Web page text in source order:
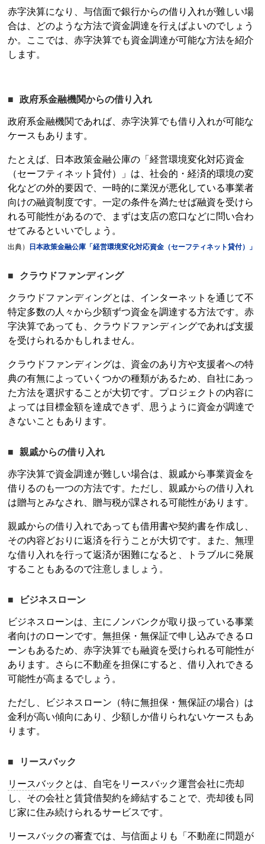
赤字決算になり、与信面で銀行からの借り入れが難しい場
合は、どのような方法で資金調達を行えばよいのでしょう
か。ここでは、赤字決算でも資金調達が可能な方法を紹介
します。
政府系金融機関からの借り入れ
政府系金融機関であれば、赤字決算でも借り入れが可能な
ケースもあります。
たとえば、日本政策金融公庫の「経営環境変化対応資金
（セーフティネット貸付）」は、社会的・経済的環境の変
化などの外的要因で、一時的に業況が悪化している事業者
向けの融資制度です。一定の条件を満たせば融資を受けら
れる可能性があるので、まずは支店の窓口などに問い合わ
せてみるといいでしょう。
出典） 日本政策金融公庫「経営環境変化対応資金（セーフティネット貸付）」
クラウドファンディング
クラウドファンディングとは、インターネットを通じて不
特定多数の人々から少額ずつ資金を調達する方法です。赤
字決算であっても、クラウドファンディングであれば支援
を受けられるかもしれません。
クラウドファンディングは、資金のあり方や支援者への特
典の有無によっていくつかの種類があるため、自社にあっ
た方法を選択することが大切です。プロジェクトの内容に
よっては目標金額を達成できず、思うように資金が調達で
きないこともあります。
親戚からの借り入れ
赤字決算で資金調達が難しい場合は、親戚から事業資金を
借りるのも一つの方法です。ただし、親戚からの借り入れ
は贈与とみなされ、贈与税が課される可能性があります。
親戚からの借り入れであっても借用書や契約書を作成し、
その内容どおりに返済を行うことが大切です。また、無理
な借り入れを行って返済が困難になると、トラブルに発展
することもあるので注意しましょう。
ビジネスローン
ビジネスローンは、主にノンバンクが取り扱っている事業
者向けのローンです。無担保 ・無保証で申し込みできるロ
ーンもあるため、赤字決算でも融資を受けられる可能性が
あります。さらに不動産を担保にすると、借り入れできる
可能性が高まるでしょう。
ただし、ビジネスローン（特に無担保 ・無保証の場合）は
金利が高い傾向にあり、少額しか借りられないケースもあ
ります。
リースバック
リースバック とは、自宅を リースバック運営会社に売却
し、その会社と賃貸借契約を締結することで、売却後も同
じ家に住み続けられるサービスです。
リースバックの審査では、与信面よりも「不動産に問題が